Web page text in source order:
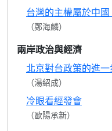
台灣的主權屬於中
（鄭海麟）
兩岸政治與經濟
北京對台政策的進
（湯紹成）
冷眼看經發會
（歐陽承新）